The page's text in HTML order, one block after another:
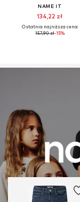
NAME IT
134,22 zł
Ostatnia najniższa cena:
157,90 zł-15%